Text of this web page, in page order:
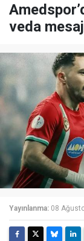
veda
Yayınlanma: 08